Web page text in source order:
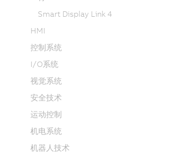
Smart Display Link 4
HMI
控制系统
I/O系统
视觉系统
安全技术
运动控制
机电系统
机器人技术